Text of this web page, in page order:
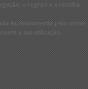
o registo e a recolha
exclusivamente pelo nosso
a sua utilização.